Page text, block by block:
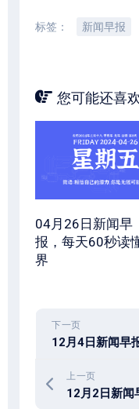
标签： 新闻早报
您可能还喜
04月26日新闻早
报，每天60秒读
界
下一页
12月4日新闻早
上一页
12月2日新闻